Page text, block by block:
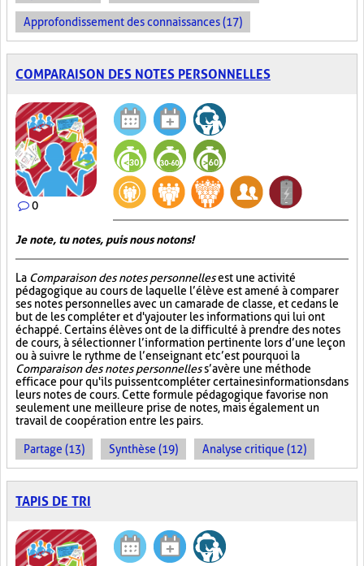
Approfondissement des connaissances (17)
COMPARAISON DES NOTES PERSONNELLES
0
Je note, tu notes, puis nous notons!
La Comparaison des notes personnellesest une activité
pédagogique au cours de laquelle l’élève est amené à comparer
ses notes personnelles avec un camarade de classe, et ce dans le
but de les compléter et d'y ajouter les informations qui lui ont
échappé. Certains élèves ont de la difficulté à prendre des notes
de cours, à sélectionner l’information pertinente lors d’une leçon
ou à suivre le rythme de l’enseignant et c’est pourquoi la
Comparaison des notes personnelless’avère une méthode
efficace pour qu'ils puissent compléter certaines informations dans
leurs notes de cours. Cette formule pédagogique favorise non
seulement une meilleure prise de notes, mais également un
travail de coopération entre les pairs.
Partage (13) Synthèse (19) Analyse critique (12)
TAPIS DE TRI